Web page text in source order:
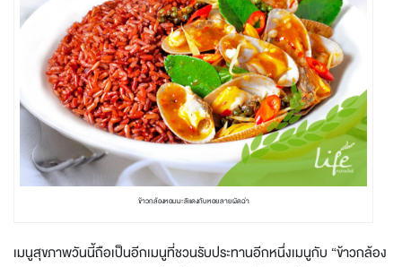
ข้าวกล้องหอมมะลิแดงกับหอยลายผัดฉ่า
เมนูสุขภาพวันนี้ถือเป็นอีกเมนูที่ชวนรับประทานอีกหนึ่งเมนูกับ “ข้าวกล้อง